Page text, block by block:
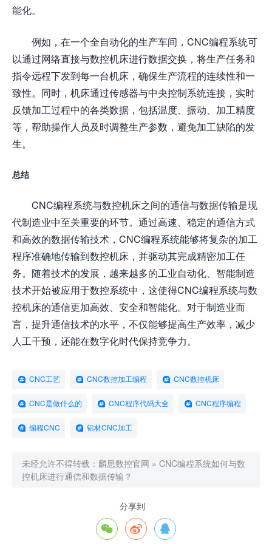
能化。
例如，在一个全自动化的生产车间，CNC编程系统可
以通过网络直接与数控机床进行数据交换，将生产任务和
指令远程下发到每一台机床，确保生产流程的连续性和一
致性。同时，机床通过传感器与中央控制系统连接，实时
反馈加工过程中的各类数据，包括温度、振动、加工精度
等，帮助操作人员及时调整生产参数，避免加工缺陷的发
生。
总结
CNC编程系统与数控机床之间的通信与数据传输是现
代制造业中至关重要的环节。通过高速、稳定的通信方式
和高效的数据传输技术，CNC编程系统能够将复杂的加工
程序准确地传输到数控机床，并驱动其完成精密加工任
务。随着技术的发展，越来越多的工业自动化、智能制造
技术开始被应用于数控系统中，这使得CNC编程系统与数
控机床的通信更加高效、安全和智能化。对于制造业而
言，提升通信技术的水平，不仅能够提高生产效率，减少
人工干预，还能在数字化时代保持竞争力。
CNC工艺 CNC数控加工编程 CNC数控机床
CNC是做什么的 CNC程序代码大全 CNC程序编程
编程CNC 铝材CNC加工
未经允许不得转载： 麟思数控官网 » CNC编程系统如何与数
控机床进行通信和数据传输？
分享到
  